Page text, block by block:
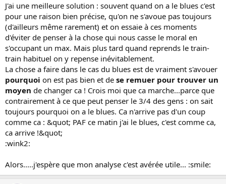
J'ai une meilleure solution : souvent quand on a le blues c'est
pour une raison bien précise, qu'on ne s'avoue pas toujours
(d'ailleurs même rarement) et on essaie à ces moments
d'éviter de penser à la chose qui nous casse le moral en
s'occupant un max. Mais plus tard quand reprends le train-
train habituel on y repense inévitablement.
La chose a faire dans le cas du blues est de vraiment s'avouer
pourquoi on est pas bien et de se remuer pour trouver un
moyen de changer ca ! Crois moi que ca marche...parce que
contrairement à ce que peut penser le 3/4 des gens : on sait
toujours pourquoi on a le blues. Ca n'arrive pas d'un coup
comme ca : &quot; PAF ce matin j'ai le blues, c'est comme ca,
ca arrive !&quot;
:wink2:
Alors.....j'espère que mon analyse c'est avérée utile... :smile: